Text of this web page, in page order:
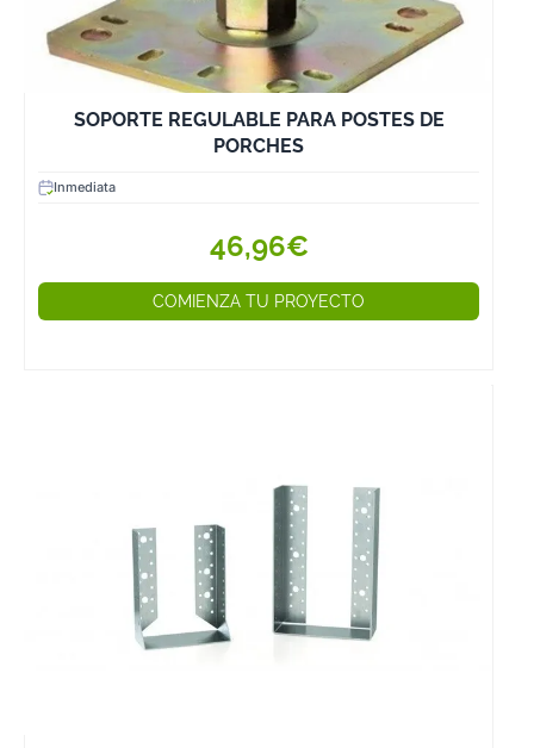
SOPORTE REGULABLE PARA POSTES DE
PORCHES
Inmediata
46,96€
COMIENZA TU PROYECTO